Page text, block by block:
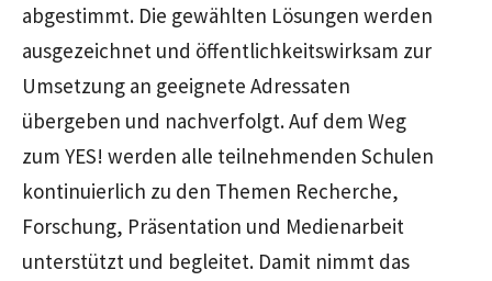
abgestimmt. Die gewählten Lösungen werden
ausgezeichnet und öffentlichkeitswirksam zur
Umsetzung an geeignete Adressaten
übergeben und nachverfolgt. Auf dem Weg
zum YES! werden alle teilnehmenden Schulen
kontinuierlich zu den Themen Recherche,
Forschung, Präsentation und Medienarbeit
unterstützt und begleitet. Damit nimmt das